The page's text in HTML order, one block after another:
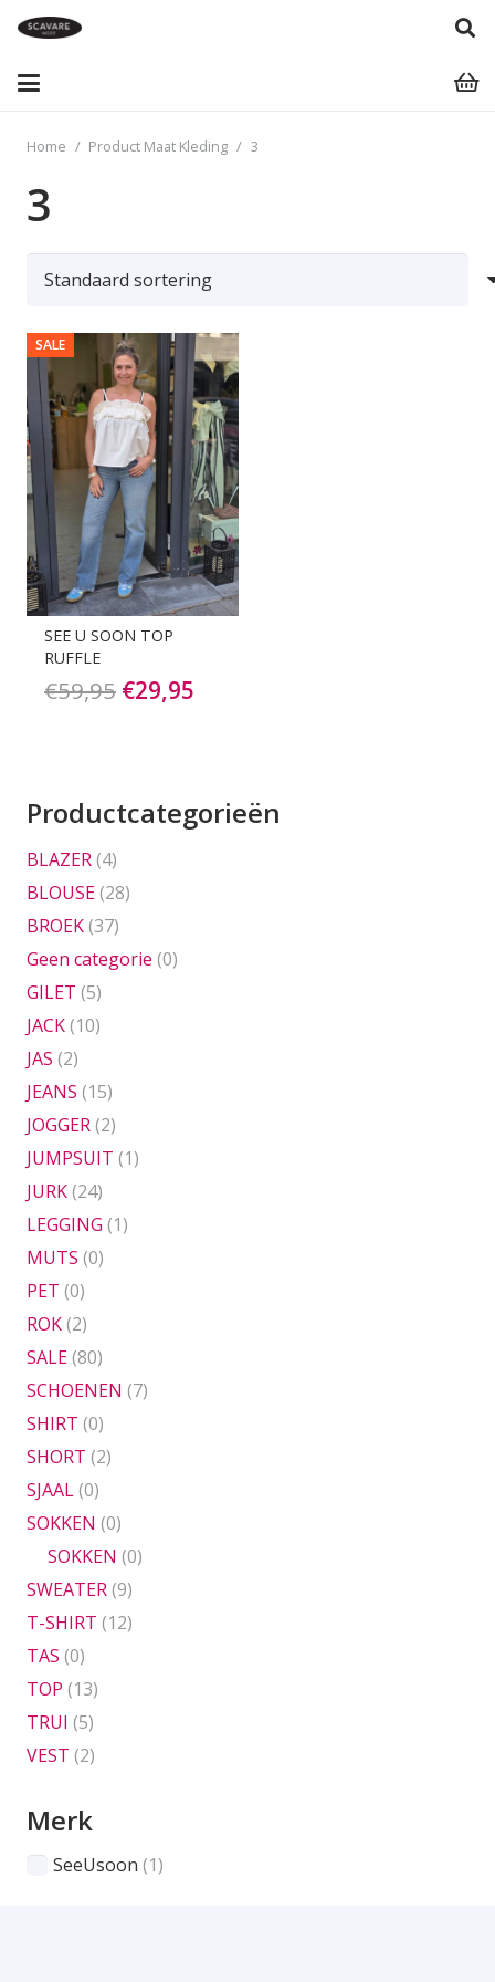
Home / Product Maat Kleding / 3
3
SALE
SEE U SOON TOP
RUFFLE
€59,95 Oorspronkelijke
€29,95
Productcategorieën
BLAZER(4)
BLOUSE(28)
BROEK(37)
Geen categorie (0)
GILET (5)
JACK(10)
JAS (2)
JEANS (15)
JOGGER(2)
JUMPSUIT (1)
JURK(24)
LEGGING (1)
MUTS (0)
PET (0)
ROK(2)
SALE(80)
SCHOENEN (7)
SHIRT (0)
SHORT (2)
SJAAL(0)
SOKKEN (0)
SOKKEN (0)
SWEATER(9)
T-SHIRT (12)
TAS (0)
TOP (13)
TRUI (5)
VEST (2)
Merk
SeeUsoon (1)